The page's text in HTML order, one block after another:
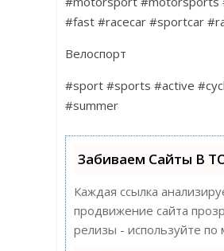
#fast #racecar #sportcar
Велоспорт
#sport #sports #active
#summer
Забиваем Сайты В
Каждая ссылка
продвижение сайта
релизы - используйте по